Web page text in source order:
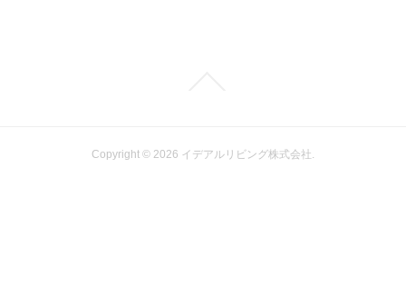
Copyright © 2026 イデアルリビング株式会社.